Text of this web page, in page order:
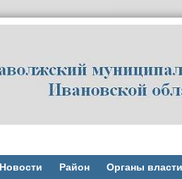
Новости Район Органы власти